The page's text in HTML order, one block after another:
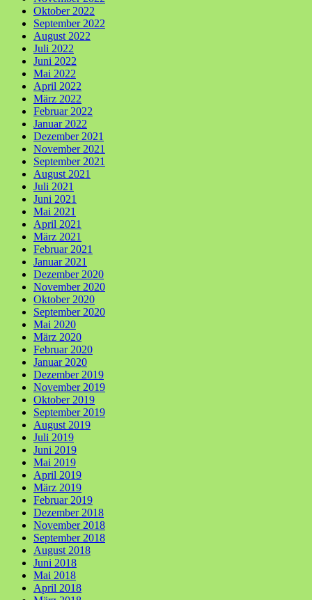
Oktober 2022
September 2022
August 2022
Juli 2022
Juni 2022
Mai 2022
April 2022
März 2022
Februar 2022
Januar 2022
Dezember 2021
November 2021
September 2021
August 2021
Juli 2021
Juni 2021
Mai 2021
April 2021
März 2021
Februar 2021
Januar 2021
Dezember 2020
November 2020
Oktober 2020
September 2020
Mai 2020
März 2020
Februar 2020
Januar 2020
Dezember 2019
November 2019
Oktober 2019
September 2019
August 2019
Juli 2019
Juni 2019
Mai 2019
April 2019
März 2019
Februar 2019
Dezember 2018
November 2018
September 2018
August 2018
Juni 2018
Mai 2018
April 2018